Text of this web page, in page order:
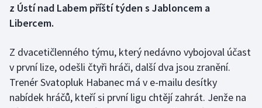
Futsal
Golf
Gymnastika
Házená
z Ústí nad Labem příští týden s Jabloncem a
Libercem.
Z dvacetičlenného týmu, který nedávno vybojoval účast
v první lize, odešli čtyři hráči, další dva jsou zranění.
Trenér Svatopluk Habanec má v e-mailu desítky
nabídek hráčů, kteří si první ligu chtějí zahrát. Jenže na